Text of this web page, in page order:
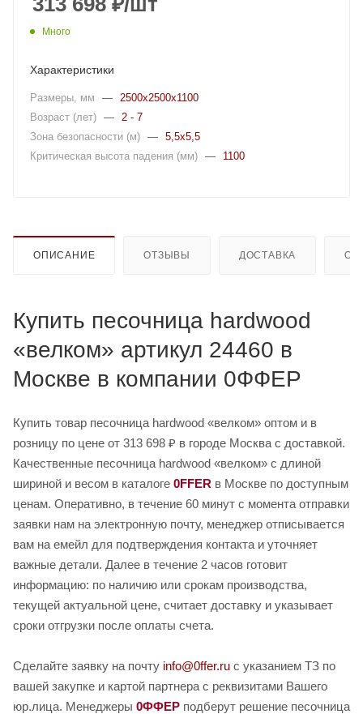
Много
Характеристики
Размеры, мм —
2500x2500x1100
Возраст (лет) —
2 - 7
Зона безопасности (м) — 5,5x5,5
Критическая высота падения (мм) — 1100
ОПИСАНИЕ ОТЗЫВЫ ДОСТАВКА
Купить песочница hardwood
«велком» артикул 24460 в
Москве в компании 0ФФЕР
Купить товар песочница hardwood «велком» оптом и в
розницу по цене от 313 698 ₽ в городе Москва с доставкой.
Качественные песочница hardwood «велком» с длиной
шириной и весом в каталоге 0FFER в Москве по доступным
ценам. Оперативно, в течение 60 минут с момента отправки
заявки нам на электронную почту, менеджер отписывается
вам на емейл для подтверждения контакта и уточняет
важные детали. Далее в течение 2 часов готовит
информацию: по наличию или срокам производства,
текущей актуальной цене, считает доставку и указывает
сроки отгрузки после оплаты счета.
Сделайте заявку на почту info@0ffer.ru с указанием ТЗ по
вашей закупке и картой партнера с реквизитами Вашего
юр.лица. Менеджеры 0ФФЕР подберут решение песочница